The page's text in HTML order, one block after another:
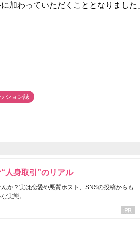
加わっていただくこととなりまし
ション誌
人身取引”のリアル
か？実は恋愛や悪質ホスト、SNSの投稿からも
実態。